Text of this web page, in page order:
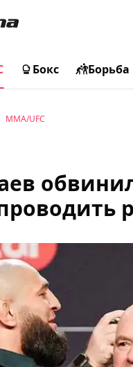
Бокс Борьба
MMA/UFC